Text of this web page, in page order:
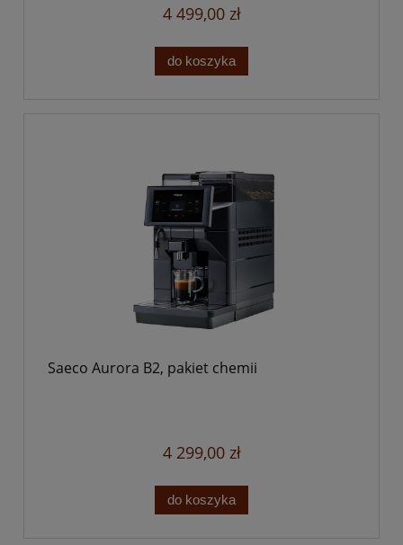
4 499,00 zł
do koszyka
Saeco Aurora B2, pakiet chemii
4 299,00 zł
do koszyka